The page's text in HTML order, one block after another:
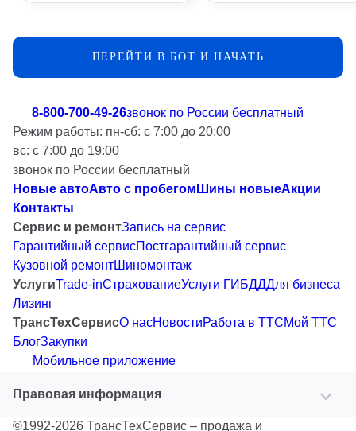
ПЕРЕЙТИ В БОТ И НАЧАТЬ
8-800-700-49-26звонок по России бесплатный
Режим работы: пн-сб: с 7:00 до 20:00
вс: с 7:00 до 19:00
звонок по России бесплатный
Новые автоАвто с пробегом Шины новыеАкции
Контакты
Сервис и ремонтЗапись на сервис
Гарантийный сервисПостгарантийный сервис
Кузовной ремонтШиномонтаж
УслугиTrade-inСтрахованиеУслуги ГИБДДДля бизнеса
Лизинг
ТрансТехСервисО насНовостиРабота в ТТСМой ТТС
БлогЗакупки
Мобильное приложение
Правовая информация
©1992-2026 ТрансТехСервис – продажа и